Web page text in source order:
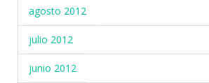
agosto 2012
julio 2012
junio 2012